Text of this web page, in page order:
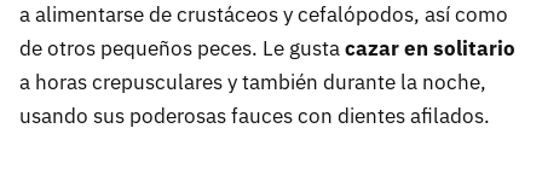
a alimentarse de crustáceos y cefalópodos, así como
de otros pequeños peces. Le gustacazar en solitario
a horas crepusculares y también durante la noche,
usando sus poderosas fauces con dientes afilados.